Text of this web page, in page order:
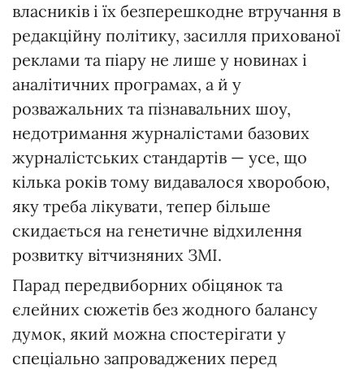
власників і їх безперешкодне втручання в
редакційну політику, засилля прихованої
реклами та піару не лише у новинах і
аналітичних програмах, а й у
розважальних та пізнавальних шоу,
недотримання журналістами базових
журналістських стандартів — усе, що
кілька років тому видавалося хворобою,
яку треба лікувати, тепер більше
скидається на генетичне відхилення
розвитку вітчизняних ЗМІ.
Парад передвиборних обіцянок та
єлейних сюжетів без жодного балансу
думок, який можна спостерігати у
спеціально запроваджених перед